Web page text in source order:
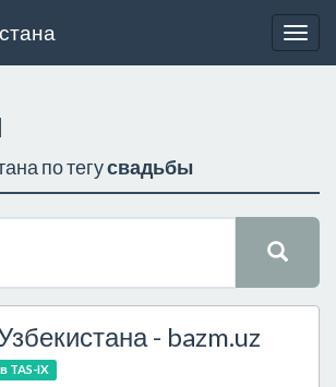
по тегусвадьбы
- bazm.uz
TAS-IX